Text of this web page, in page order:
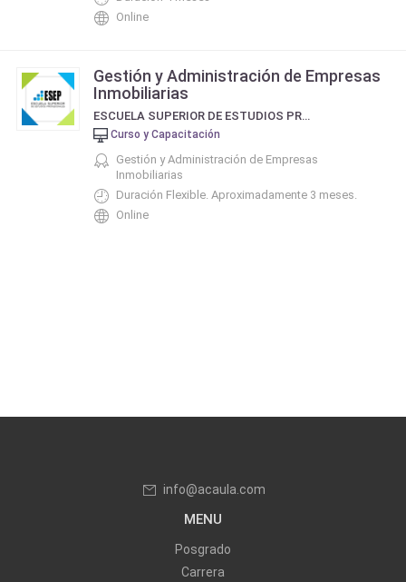
Online
Gestión y Administración de Empresas
Inmobiliarias
ESCUELA SUPERIOR DE ESTUDIOS PROFESIONALES - ESEP
Curso y Capacitación
Gestión y Administración de Empresas
Inmobiliarias
Duración Flexible. Aproximadamente 3 meses.
Online
info@acaula.com
MENU
Posgrado
Carrera